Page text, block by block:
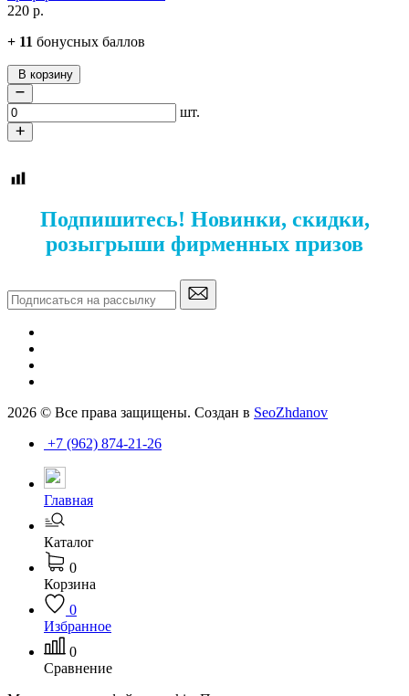
220 р.
+ 11 бонусных баллов
В корзину
шт.
Подпишитесь! Новинки, скидки,
розыгрыши фирменных призов
2026 © Все права защищены. Создан в SeoZhdanov
+7 (962) 874-21-26
Главная
Каталог
0
Корзина
0
Избранное
0
Сравнение